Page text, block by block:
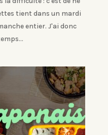
tient dans un mardi
entier. J'ai donc